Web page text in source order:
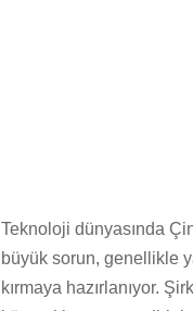
Teknoloji dünyasında
büyük sorun, genellikle
kırmaya hazırlanıyor.